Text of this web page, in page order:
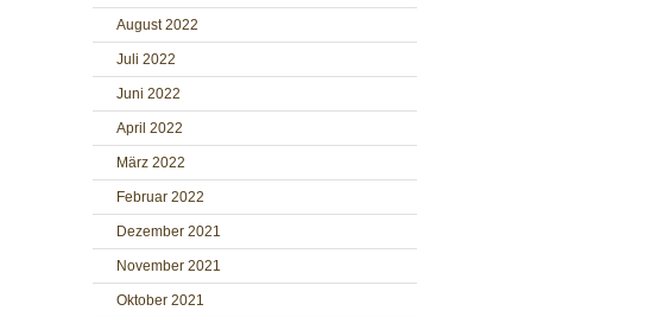
August 2022
Juli 2022
Juni 2022
April 2022
März 2022
Februar 2022
Dezember 2021
November 2021
Oktober 2021